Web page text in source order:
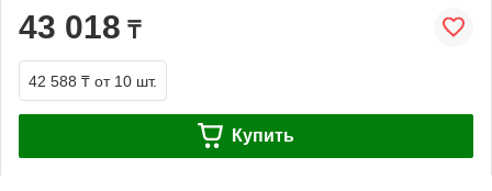
43 018 ₸
42 588 ₸ от 10 шт.
Купить